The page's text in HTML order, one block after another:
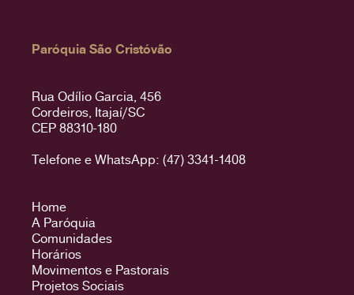
Paróquia São Cristóvão
Rua Odílio Garcia, 456
Cordeiros, Itajaí/SC
CEP 88310-180
Telefone e WhatsApp: (47) 3341-1408
Home
A Paróquia
Comunidades
Horários
Movimentos e Pastorais
Projetos Sociais